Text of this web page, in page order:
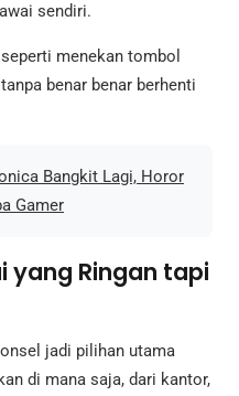
sendiri.
menekan tombol
benar benar berhenti
Bangkit Lagi, Horor
Gamer
yang Ringan tapi
jadi pilihan utama
di mana saja, dari kantor,